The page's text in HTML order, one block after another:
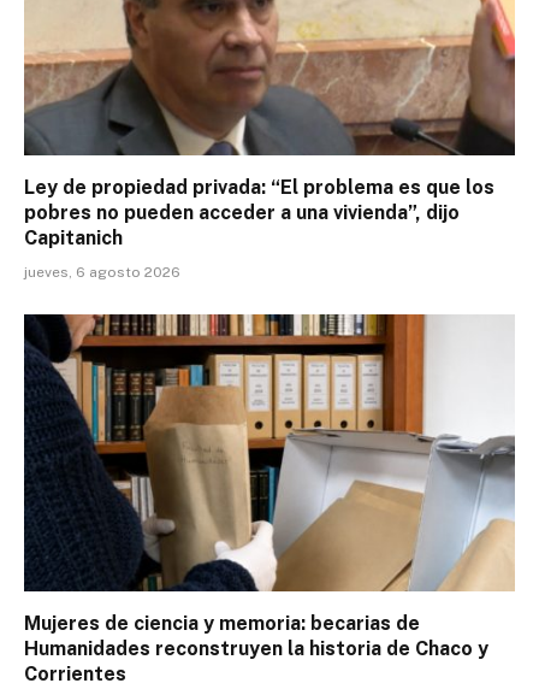
Ley de propiedad privada: “El problema es que los
pobres no pueden acceder a una vivienda”, dijo
Capitanich
jueves, 6 agosto 2026
Mujeres de ciencia y memoria: becarias de
Humanidades reconstruyen la historia de Chaco y
Corrientes